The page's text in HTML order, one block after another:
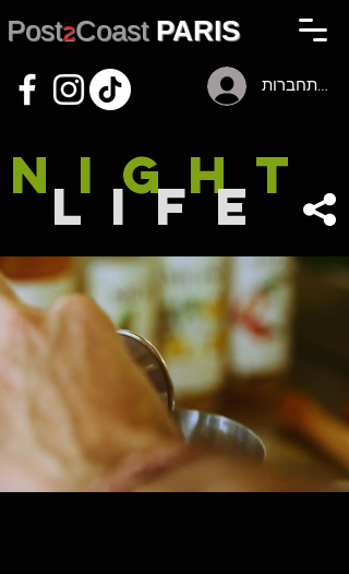
Post2Coast PARIS
להתחברות
NIGHT
LIFE